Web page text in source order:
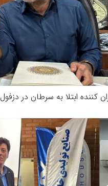
کننده ابتلا به سرطان در دزفول